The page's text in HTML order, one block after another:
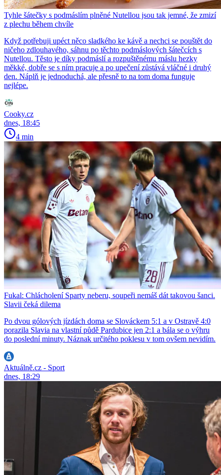
Tyhle šátečky s podmáslím plněné Nutellou jsou tak jemné, že zmizí
z plechu během chvíle
Když potřebuji upéct něco sladkého ke kávě a nechci se pouštět do
ničeho zdlouhavého, sáhnu po těchto podmáslových šátečcích s
Nutellou. Těsto je díky podmáslí a rozpuštěnému máslu hezky
měkké, dobře se s ním pracuje a po upečení zůstává vláčné i druhý
den. Náplň je jednoduchá, ale přesně to na tom doma funguje
nejlépe.
Cooky.cz
dnes, 18:45
4 min
Fukal: Chlácholení Sparty neberu, soupeři nemáš dát takovou šanci.
Slavii čeká dilema
Po dvou gólových jízdách doma se Slováckem 5:1 a v Ostravě 4:0
porazila Slavia na vlastní půdě Pardubice jen 2:1 a bála se o výhru
do poslední minuty. Náznak určitého poklesu v tom ovšem nevidím.
Aktuálně.cz - Sport
dnes, 18:29